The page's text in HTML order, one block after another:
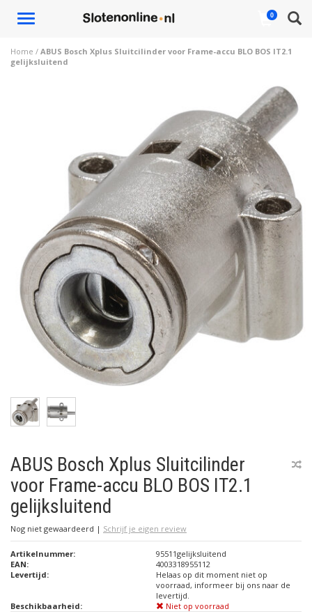
Toggle
0
Home / ABUS Bosch Xplus Sluitcilinder voor Frame-accu BLO BOS IT2.1
gelijksluitend
ABUS Bosch Xplus Sluitcilinder
voor Frame-accu BLO BOS IT2.1
gelijksluitend
Nog niet gewaardeerd | Schrijf je eigen review
Artikelnummer:
95511gelijksluitend
EAN:
4003318955112
Levertijd:
Helaas op dit moment niet op
voorraad, informeer bij ons naar de
levertijd.
Beschikbaarheid:
Niet op voorraad